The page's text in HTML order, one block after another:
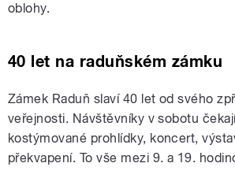
oblohy.
40 let na raduňském zámku
Zámek Raduň slaví 40 let od svého
veřejnosti. Návštěvníky v sobotu
kostýmované prohlídky, koncert,
překvapení. To vše mezi 9. a 19.